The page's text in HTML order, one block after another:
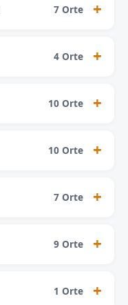
7 Orte
4 Orte
10 Orte
10 Orte
7 Orte
9 Orte
1 Orte